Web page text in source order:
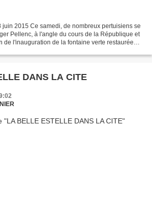
juin 2015 Ce samedi, de nombreux pertuisiens se
Pellenc, à l'angle du cours de la République et
de l'inauguration de la fontaine verte restaurée
DANS LA CITE